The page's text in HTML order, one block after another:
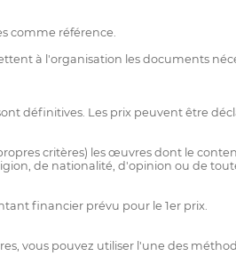
comme référence.
à l'organisation les documents
définitives. Les prix peuvent être
critères) les œuvres dont le
de nationalité, d'opinion ou de
financier prévu pour le 1er prix.
vous pouvez utiliser l'une des